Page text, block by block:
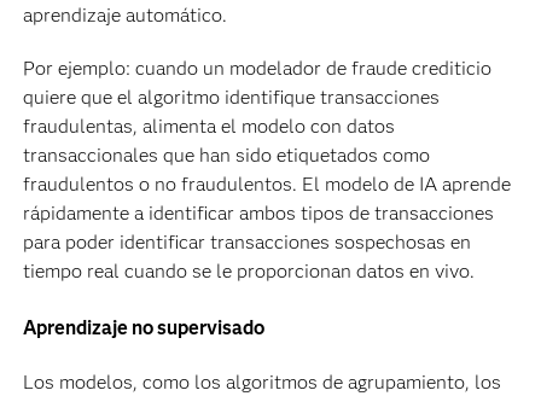
aprendizaje automático.
Por ejemplo: cuando un modelador de fraude crediticio
quiere que el algoritmo identifique transacciones
fraudulentas, alimenta el modelo con datos
transaccionales que han sido etiquetados como
fraudulentos o no fraudulentos. El modelo de IA aprende
rápidamente a identificar ambos tipos de transacciones
para poder identificar transacciones sospechosas en
tiempo real cuando se le proporcionan datos en vivo.
Aprendizaje no supervisado
Los modelos, como los algoritmos de agrupamiento, los